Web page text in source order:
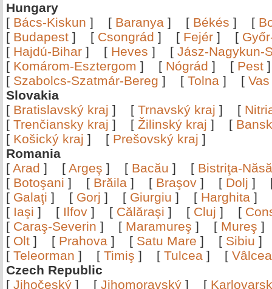
Hungary
[ Bács-Kiskun ] [ Baranya ] [ Békés ] [
[ Budapest ] [ Csongrád ] [ Fejér ] [
[ Hajdú-Bihar ] [ Heves ] [ Jász-Nagykun-
[ Komárom-Esztergom ] [ Nógrád ] [ Pest
[ Szabolcs-Szatmár-Bereg ] [ Tolna ] [ Vas
Slovakia
[ Bratislavský kraj ] [ Trnavský kraj ] [
[ Trenčiansky kraj ] [ Žilinský kraj ] [
[ Košický kraj ] [ Prešovský kraj ]
Romania
[ Arad ] [ Argeş ] [ Bacău ] [ Bistriţa-
[ Botoşani ] [ Brăila ] [ Braşov ] [ Dolj ]
[ Galaţi ] [ Gorj ] [ Giurgiu ] [ Harghita ]
[ Iaşi ] [ Ilfov ] [ Călăraşi ] [ Cluj ] [
[ Caraş-Severin ] [ Maramureş ] [ Mureş
[ Olt ] [ Prahova ] [ Satu Mare ] [ Sibiu
[ Teleorman ] [ Timiş ] [ Tulcea ] [
Czech Republic
[ Jihočeský ] [ Jihomoravský ] [